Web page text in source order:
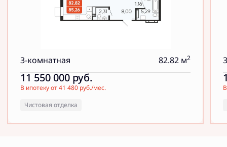
3-комнатная 82.82 м2
11 550 000 руб.
В ипотеку от 41 480 руб./мес.
Чистовая отделка